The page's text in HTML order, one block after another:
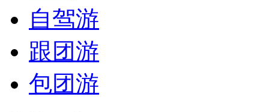
自驾游
跟团游
包团游